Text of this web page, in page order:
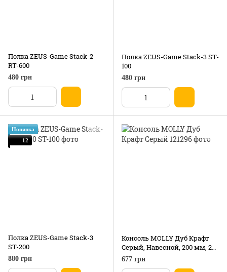
Полка ZEUS-Game Stack-2
RT-600
480 грн
Полка ZEUS-Game Stack-3 ST-
100
480 грн
Новинка
12
Полка ZEUS-Game Stack-3
ST-200
880 грн
Консоль MOLLY Дуб Крафт
Серый, Навесной, 200 мм, 200
мм, 1480 мм, Дуб Сонома,
1480*200*200 мм
677 грн